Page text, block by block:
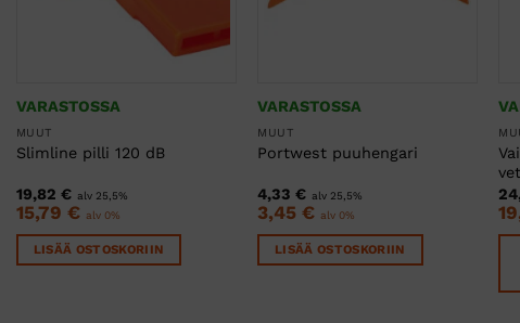
VARASTOSSA
MUUT
Slimline pilli 120 dB
19,82 € alv 25,5%
15,79 € alv 0%
LISÄÄ OSTOSKORIIN
VARASTOSSA
MUUT
Portwest puuhengari
4,33€ alv 25,5%
3,45€ alv 0%
LISÄÄ OSTOSKORIIN